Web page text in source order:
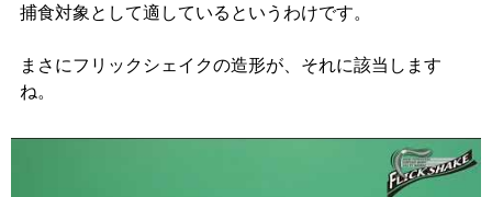
捕食対象として適しているというわけです。
まさにフリックシェイクの造形が、それに該当します
ね。